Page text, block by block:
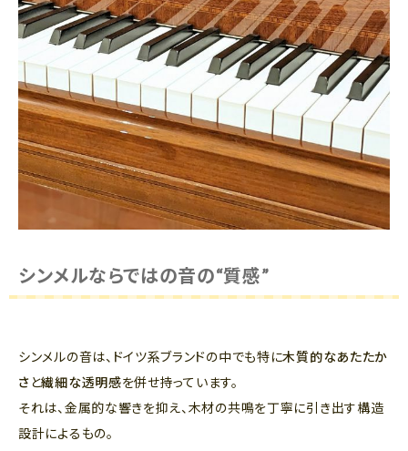
シンメルならではの音の“質感”
シンメルの音は、ドイツ系ブランドの中でも特に木質的なあたたか
さと繊細な透明感を併せ持っています。
それは、金属的な響きを抑え、木材の共鳴を丁寧に引き出す構造
設計によるもの。